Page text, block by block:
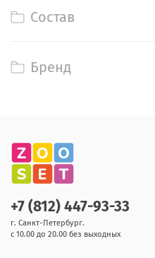
Состав
Бренд
+7 (812) 447-93-33
г. Санкт-Петербург.
с 10.00 до 20.00 без выходных